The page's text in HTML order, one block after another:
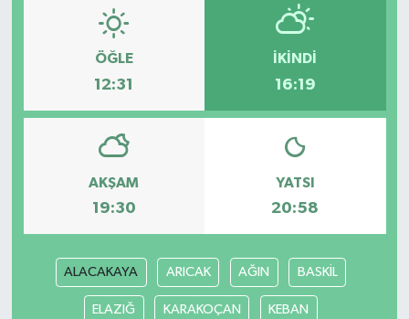
ÖĞLE
12:31
İKINDI
16:19
AKŞAM
19:30
YATSI
20:58
ALACAKAYA ARICAK AĞIN BASKİL
ELAZIĞ KARAKOÇAN KEBAN
ROPORTAJ
MAGAZİN
MEDYA
SEÇİM 2011
ÜÇÜNCÜ SAYFA